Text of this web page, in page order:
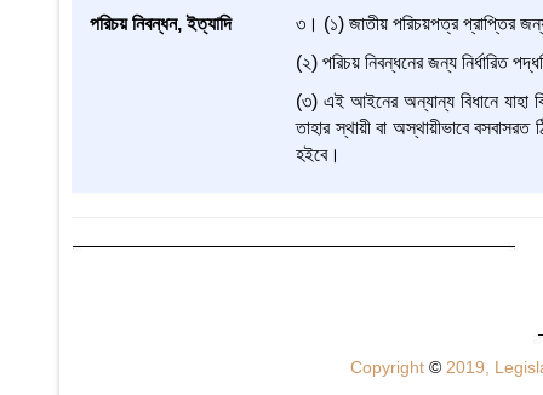
পরিচয় নিবন্ধন, ইত্যাদি
৩। (১) জাতীয় পরিচয়পত্র প্রাপ্তির
(২) পরিচয় নিবন্ধনের জন্য নির্ধারিত
(৩) এই আইনের অন্যান্য বিধানে যাহা
তাহার স্থায়ী বা অস্থায়ীভাবে
হইবে।
Copyright © 2019,